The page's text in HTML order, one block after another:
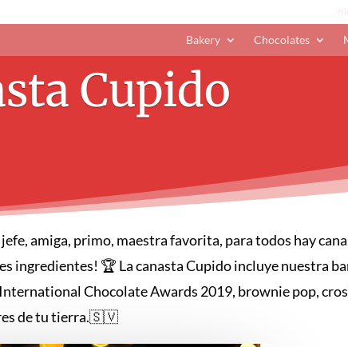
Bakery Chocolates
Cupido
amiga, primo, maestra favorita, para todos hay
ingredientes! 🏆 La canasta Cupido incluye nuestra
Chocolate Awards 2019, brownie pop,
de tu tierra.🇸🇻